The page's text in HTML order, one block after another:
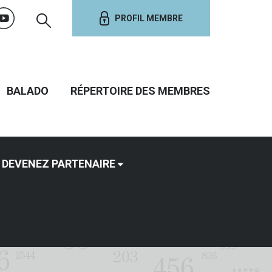
PROFIL MEMBRE
BALADO RÉPERTOIRE DES MEMBRES
DEVENEZ PARTENAIRE